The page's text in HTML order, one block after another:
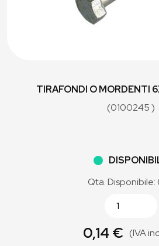
TIRAFONDI O MORDENTI
(0100245 )
Qta. Disponibile:
0,14 € (IVA